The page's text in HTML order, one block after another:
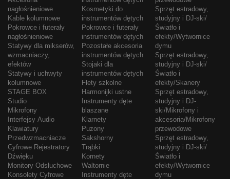
nagłośnieniowe
Kable kolumnowe
Pokrowce i futerały
nagłośnieniowe
Statywy dla mikserów,
wzmacniaczy,
efektów
Statywy i uchwyty
kolumnowe
STAGE BOX
Studio
Mikrofony
Interfejsy Audio
Klawiatury
Przedwzmacniacze
Cyfrowe Rejestratory
Dźwięku
Monitory Odsłuchowe
Konsolety Cyfrowe
Kosmetyki do
instrumentów dętych
Pokrowce i futerały
instrumentów dętych
Pozostałe akcesoria
instrumentów dętych
Stojaki dla
instrumentów dętych
Flety szkolne
Harmonijki ustne
Instrumenty dęte
blaszane
Klarnety
Puzony
Sakshorny
Trąbki
Kornety
Waltornie
Instrumenty dęte
Sprzęt estradowy,
studyjny i DJ-ski/
Światło i
efekty/Wytwornice
dymu
Sprzęt estradowy,
studyjny i DJ-ski/
Światło i
efekty/Skanery
Sprzęt estradowy,
studyjny i DJ-
ski/Mikrofony i
akcesoria/Mikrofony
przewodowe
Sprzęt estradowy,
studyjny i DJ-ski/
Światło i
efekty/Wytwornice
dymu